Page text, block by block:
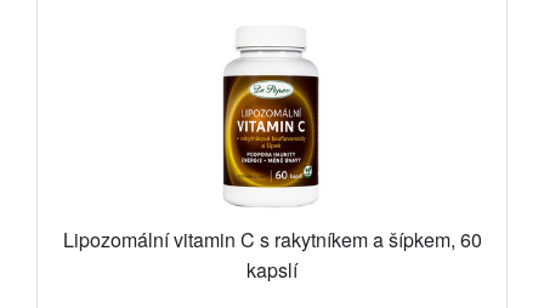
Lipozomální vitamin C s rakytníkem a šípkem, 60
kapslí